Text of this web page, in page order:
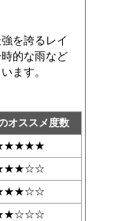
を誇るレイ
的な雨など
ます。
オススメ度数